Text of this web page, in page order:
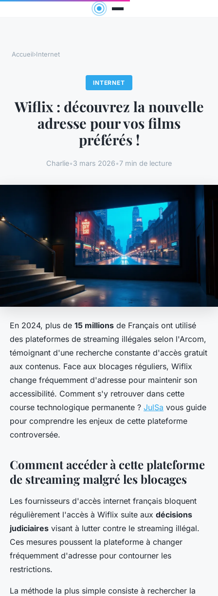
Accueil›Internet
INTERNET
Wiflix : découvrez la nouvelle
adresse pour vos films
préférés !
Charlie•3 mars 2026•7 min de lecture
En 2024, plus de 15 millions de Français ont utilisé
des plateformes de streaming illégales selon l'Arcom,
témoignant d'une recherche constante d'accès gratuit
aux contenus. Face aux blocages réguliers, Wiflix
change fréquemment d'adresse pour maintenir son
accessibilité. Comment s'y retrouver dans cette
course technologique permanente ? JulSa vous guide
pour comprendre les enjeux de cette plateforme
controversée.
Comment accéder à cette plateforme
de streaming malgré les blocages
Les fournisseurs d'accès internet français bloquent
régulièrement l'accès à Wiflix suite aux décisions
judiciaires visant à lutter contre le streaming illégal.
Ces mesures poussent la plateforme à changer
fréquemment d'adresse pour contourner les
restrictions.
La méthode la plus simple consiste à rechercher la